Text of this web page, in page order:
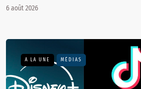
6 août 2026
A LA UNE MÉDIAS